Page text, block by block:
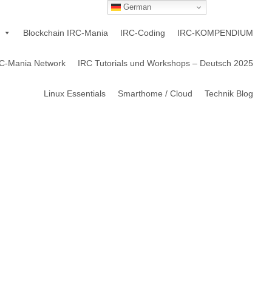
Blockchain IRC-Mania IRC-Coding IRC-KOMPENDIUM
Mania Network IRC Tutorials und Workshops – Deutsch 2025
Linux Essentials Smarthome / Cloud Technik Blog
German